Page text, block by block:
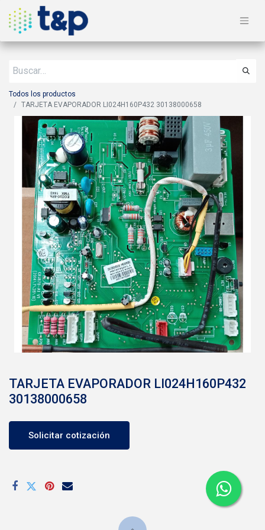
Todos los productos
TARJETA EVAPORADOR LI024H160P432 30138000658
TARJETA EVAPORADOR LI024H160P432
30138000658
Solicitar cotización